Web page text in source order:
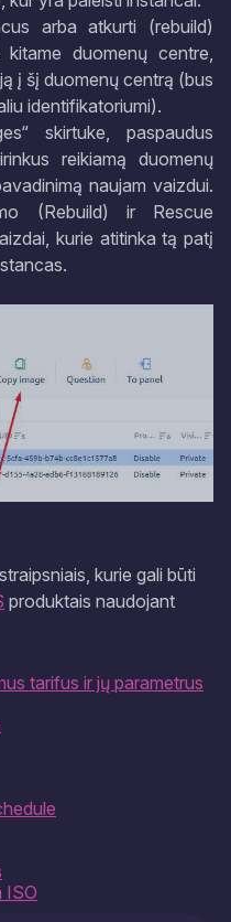
arba atkurti (rebuild)
duomenų centre,
į šį duomenų centrą (bus
identifikatoriumi).
skirtuke, paspaudus
reikiamą duomenų
naujam vaizdui.
(Rebuild) ir Rescue
kurie atitinka tą patį
kurie gali būti
produktais naudojant
tarifus ir jų parametrus
ISO